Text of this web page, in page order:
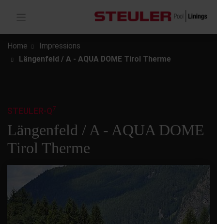
Home
Impressions
Längenfeld / A - AQUA DOME Tirol Therme
Längenfeld / A - AQUA DOME
Tirol Therme
STEULER-Q7